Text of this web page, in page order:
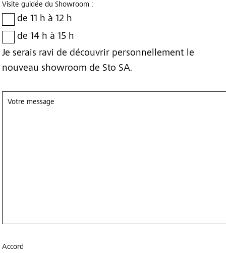
Visite guidée du Showroom :
de 11 h à 12 h
de 14 h à 15 h
Je serais ravi de découvrir personnellement le
nouveau showroom de Sto SA.
Votre message
Accord